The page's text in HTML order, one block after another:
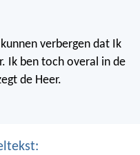
kunnen verbergen dat Ik
Ik ben toch overal in de
de Heer.